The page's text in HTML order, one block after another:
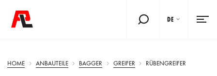
DE
HOME ANBAUTEILE BAGGER GREIFER RÜBENGREIFER